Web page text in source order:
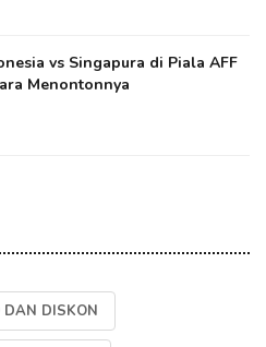
vs Singapura di Piala AFF
Menontonnya
DAN DISKON